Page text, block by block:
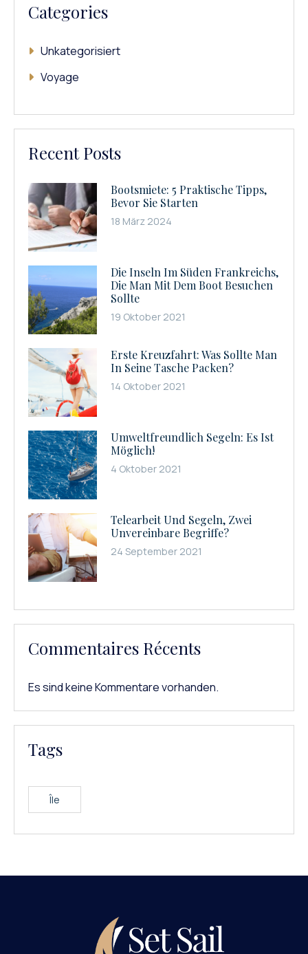
Categories
Unkategorisiert
Voyage
Recent Posts
Bootsmiete: 5 Praktische Tipps,
Bevor Sie Starten
18 März 2024
Die Inseln Im Süden Frankreichs,
Die Man Mit Dem Boot Besuchen
Sollte
19 Oktober 2021
Erste Kreuzfahrt: Was Sollte Man
In Seine Tasche Packen?
14 Oktober 2021
Umweltfreundlich Segeln: Es Ist
Möglich!
4 Oktober 2021
Telearbeit Und Segeln, Zwei
Unvereinbare Begriffe?
24 September 2021
Commentaires Récents
Es sind keine Kommentare vorhanden.
Tags
Île